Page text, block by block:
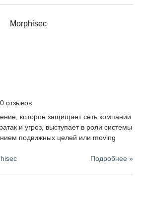
Morphisec
0 отзывов
которое защищает сеть компании
и угроз, выступает в роли системы
подвижных целей или moving
Подробнее »